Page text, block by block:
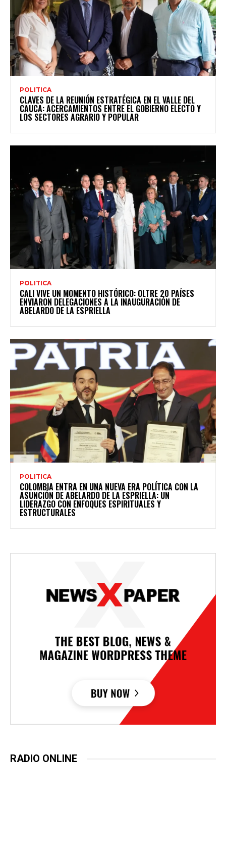
POLITICA
CLAVES DE LA REUNIÓN ESTRATÉGICA EN EL VALLE DEL
CAUCA: ACERCAMIENTOS ENTRE EL GOBIERNO ELECTO Y
LOS SECTORES AGRARIO Y POPULAR
POLITICA
CALI VIVE UN MOMENTO HISTÓRICO: OLTRE 20 PAÍSES
ENVIARON DELEGACIONES A LA INAUGURACIÓN DE
ABELARDO DE LA ESPRIELLA
POLITICA
COLOMBIA ENTRA EN UNA NUEVA ERA POLÍTICA CON LA
ASUNCIÓN DE ABELARDO DE LA ESPRIELLA: UN
LIDERAZGO CON ENFOQUES ESPIRITUALES Y
ESTRUCTURALES
RADIO ONLINE